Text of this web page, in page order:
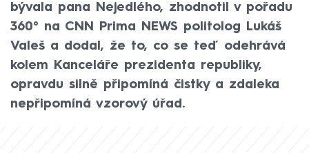
bývala pana Nejedlého, zhodnotil v pořadu
360° na CNN Prima NEWS politolog Lukáš
Valeš a dodal, že to, co se teď odehrává
kolem Kanceláře prezidenta republiky,
opravdu silně připomíná čistky a zdaleka
nepřipomíná vzorový úřad.